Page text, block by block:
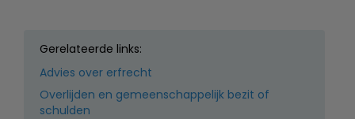
Gerelateerde links:
Advies over erfrecht
Overlijden en gemeenschappelijk bezit of
schulden